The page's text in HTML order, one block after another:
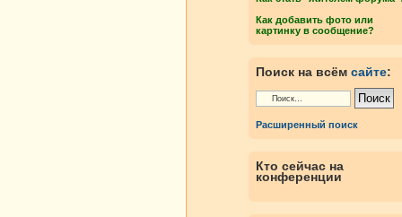
Как добавить фото или
картинку в сообщение?
Поиск на всём сайте:
Расширенный поиск
Кто сейчас на
конференции